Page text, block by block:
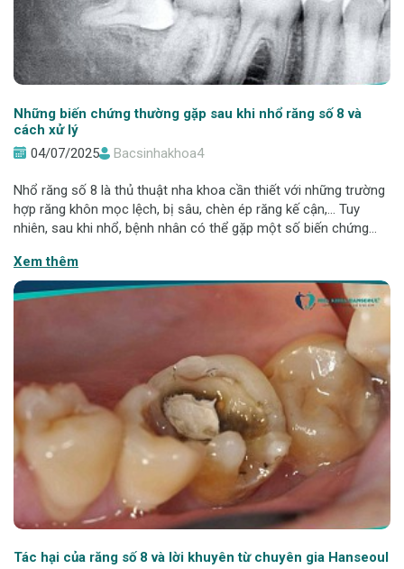
Những biến chứng thường gặp sau khi nhổ răng số 8 và
cách xử lý
04/07/2025
Bacsinhakhoa4
Nhổ răng số 8 là thủ thuật nha khoa cần thiết với những trường
hợp răng khôn mọc lệch, bị sâu, chèn ép răng kế cận,... Tuy
nhiên, sau khi nhổ, bệnh nhân có thể gặp một số biến chứng
rủi ro, cách
Xem thêm
Tác hại của răng số 8 và lời khuyên từ chuyên gia Hanseoul